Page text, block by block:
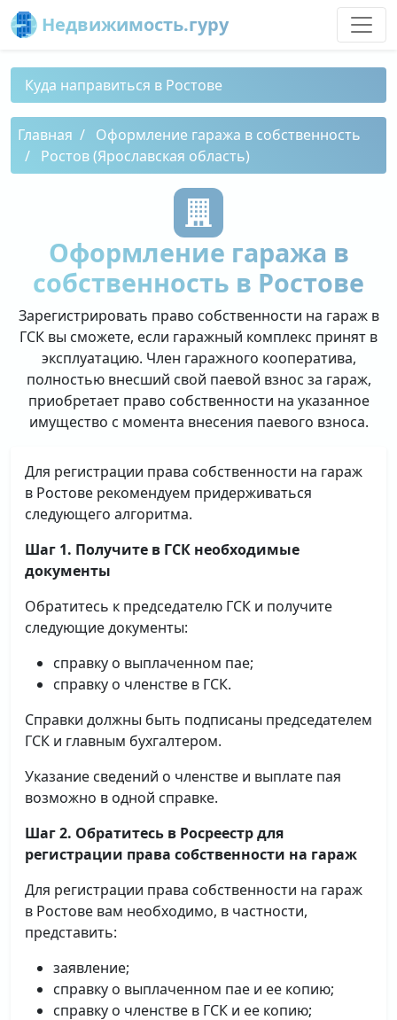
Недвижимость.гуру
Куда направиться в Ростове
Главная
Оформление гаража в собственность
Ростов (Ярославская область)
Оформление гаража в
собственность в Ростове
Зарегистрировать право собственности на гараж в
ГСК вы сможете, если гаражный комплекс принят в
эксплуатацию. Член гаражного кооператива,
полностью внесший свой паевой взнос за гараж,
приобретает право собственности на указанное
имущество с момента внесения паевого взноса.
Для регистрации права собственности на гараж
в Ростове рекомендуем придерживаться
следующего алгоритма.
Шаг 1. Получите в ГСК необходимые
документы
Обратитесь к председателю ГСК и получите
следующие документы:
справку о выплаченном пае;
справку о членстве в ГСК.
Справки должны быть подписаны председателем
ГСК и главным бухгалтером.
Указание сведений о членстве и выплате пая
возможно в одной справке.
Шаг 2. Обратитесь в Росреестр для
регистрации права собственности на гараж
Для регистрации права собственности на гараж
в Ростове вам необходимо, в частности,
представить:
заявление;
справку о выплаченном пае и ее копию;
справку о членстве в ГСК и ее копию;